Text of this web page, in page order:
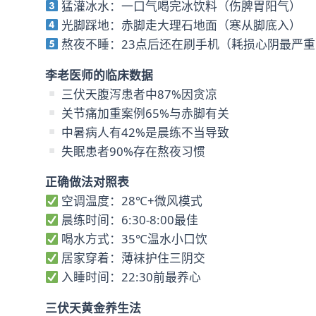
猛灌冰水：一口气喝完冰饮料（伤脾胃阳气）
光脚踩地：赤脚走大理石地面（寒从脚底入）
熬夜不睡：23点后还在刷手机（耗损心阴最严
李老医师的临床数据
三伏天腹泻患者中87%因贪凉
关节痛加重案例65%与赤脚有关
中暑病人有42%是晨练不当导致
失眠患者90%存在熬夜习惯
正确做法对照表
空调温度：28℃+微风模式
晨练时间：6:30-8:00最佳
喝水方式：35℃温水小口饮
居家穿着：薄袜护住三阴交
入睡时间：22:30前最养心
三伏天黄金养生法